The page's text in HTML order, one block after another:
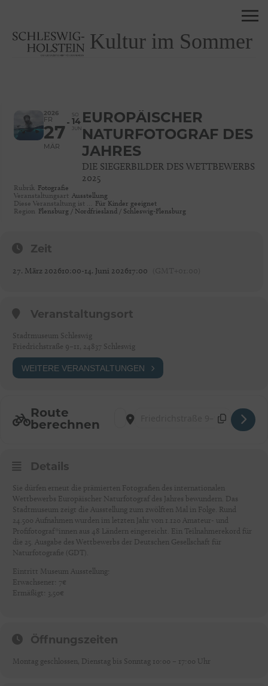
Kultur im Sommer
2026
FR
27
MÄR
SO
14
JUN
EUROPÄISCHER
NATURFOTOGRAF DES
JAHRES
DIE SIEGERBILDER DES WETTBEWERBS
2025
Rubrik Fotografie
Veranstaltungsart Ausstellung
Diese Veranstaltung ist …
Für Kinder geeignet
Region Flensburg / Nordfriesland / Schleswig-Flensburg
Zeit
27. März 202610:00-14. Juni 202617:00
Veranstaltungsort
Stadtmuseum Schleswig
Friedrichstraße 9–11, 24837 Schleswig
WEITERE VERANSTALTUNGEN
Route
berechnen
Address - Europäischer Naturfotograf des
Destination Address - Europäischer
Details
Sie dürfen erneut die prämierten Fotografien des internationalen
Wettbewerbs Europäischer Naturfotograf des Jahres bewundern. Das
Stadtmuseum zeigt die Ausstellung zum zwölften Mal in Folge. Rund
24.500 Aufnahmen wurden im letzten Jahr von 1.120 Amateur- und
Profifotograf*innen aus 48 Ländern eingereicht. Ein Teilnahmerekord für
die 25. Ausgabe des Wettbewerbs der Deutschen Gesellschaft für
Naturfotografie (GDT).
Eintritt Museum Ausstellung:
Erwachsener: 7€
Ermäßigt: 3,50€
Öffnungszeiten
Montag geschlossen, Dienstag bis Sonntag 10:00 – 17:00 Uhr